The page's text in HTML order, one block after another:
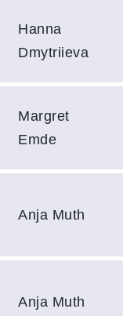
Hanna
Dmytriieva
Margret
Emde
Anja Muth
Anja Muth